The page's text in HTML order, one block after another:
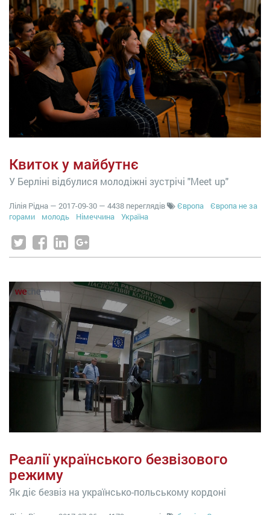
Квиток у майбутнє
У Берліні відбулися молодіжні зустрічі "Meet up"
Лілія Рідна — 2017-09-30 — 4438 переглядів Європа
Європа не за
горами
молодь Німеччина Україна
Реалії українського безвізового
режиму
Як діє безвіз на українсько-польському кордоні